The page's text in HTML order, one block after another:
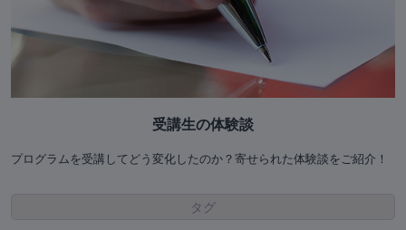
受講生の体験談
プログラムを受講してどう変化したのか？寄せられた体験談をご紹介！
タグ